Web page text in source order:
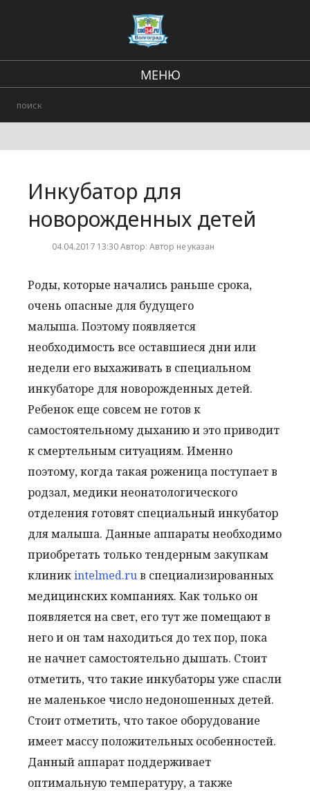
МЕНЮ
Происшествия
Инкубатор для
новорожденных детей
04.04.2017 13:30 Автор: Автор не указан
Роды, которые начались раньше срока,
очень опасные для будущего
малыша. Поэтому появляется
необходимость все оставшиеся дни или
недели его выхаживать в специальном
инкубаторе для новорожденных детей.
Ребенок еще совсем не готов к
самостоятельному дыханию и это приводит
к смертельным ситуациям. Именно
поэтому, когда такая роженица поступает в
родзал, медики неонатологического
отделения готовят специальный инкубатор
для малыша. Данные аппараты необходимо
приобретать только тендерным закупкам
клиникintelmed.ruв специализированных
медицинских компаниях. Как только он
появляется на свет, его тут же помещают в
него и он там находиться до тех пор, пока
не начнет самостоятельно дышать. Стоит
отметить, что такие инкубаторы уже спасли
не маленькое число недоношенных детей.
Стоит отметить, что такое оборудование
имеет массу положительных особенностей.
Данный аппарат поддерживает
оптимальную температуру, а также